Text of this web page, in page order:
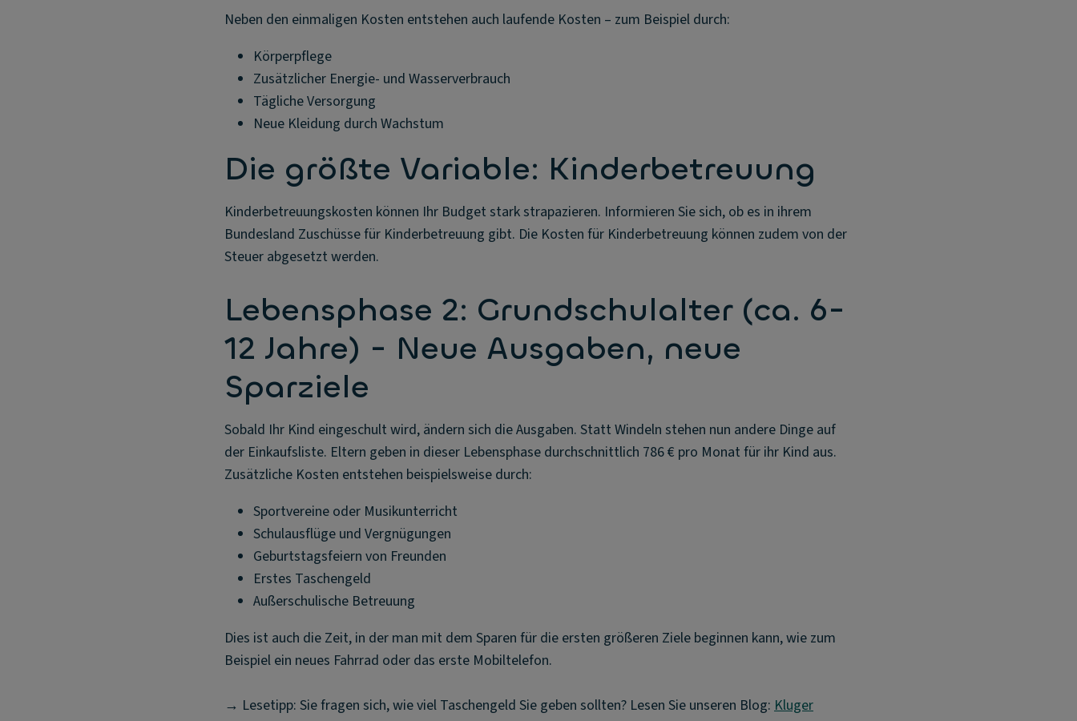
Neben den einmaligen Kosten entstehen auch laufende Kosten – zum Beispiel durch:
Körperpflege
Zusätzlicher Energie- und Wasserverbrauch
Tägliche Versorgung
Neue Kleidung durch Wachstum
Die größte Variable: Kinderbetreuung
Kinderbetreuungskosten können Ihr Budget stark strapazieren. Informieren Sie sich, ob es in ihrem
Bundesland Zuschüsse für Kinderbetreuung gibt. Die Kosten für Kinderbetreuung können zudem von der
Steuer abgesetzt werden.
Lebensphase 2: Grundschulalter (ca. 6-
12 Jahre) - Neue Ausgaben, neue
Sparziele
Sobald Ihr Kind eingeschult wird, ändern sich die Ausgaben. Statt Windeln stehen nun andere Dinge auf
der Einkaufsliste. Eltern geben in dieser Lebensphase durchschnittlich 786 € pro Monat für ihr Kind aus.
Zusätzliche Kosten entstehen beispielsweise durch:
Sportvereine oder Musikunterricht
Schulausflüge und Vergnügungen
Geburtstagsfeiern von Freunden
Erstes Taschengeld
Außerschulische Betreuung
Dies ist auch die Zeit, in der man mit dem Sparen für die ersten größeren Ziele beginnen kann, wie zum
Beispiel ein neues Fahrrad oder das erste Mobiltelefon.
→ Lesetipp: Sie fragen sich, wie viel Taschengeld Sie geben sollten? Lesen Sie unseren Blog: Kluger